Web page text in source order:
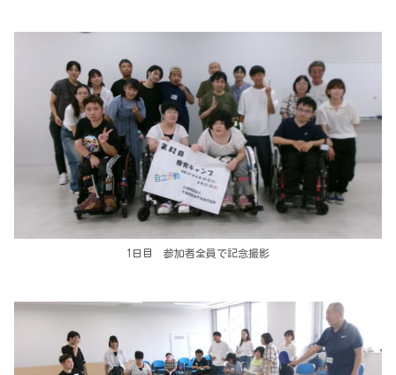
1日目 参加者全員で記念撮影